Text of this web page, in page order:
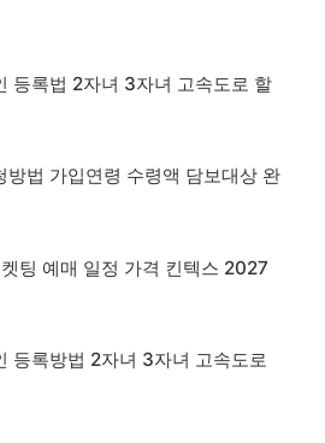
등록법 2자녀 3자녀 고속도로 할
방법 가입연령 수령액 담보대상 완
팅 예매 일정 가격 킨텍스 2027
등록방법 2자녀 3자녀 고속도로